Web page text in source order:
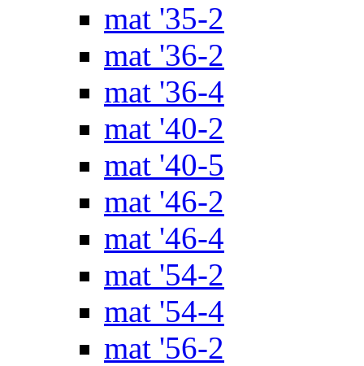
mat '35-2
mat '36-2
mat '36-4
mat '40-2
mat '40-5
mat '46-2
mat '46-4
mat '54-2
mat '54-4
mat '56-2